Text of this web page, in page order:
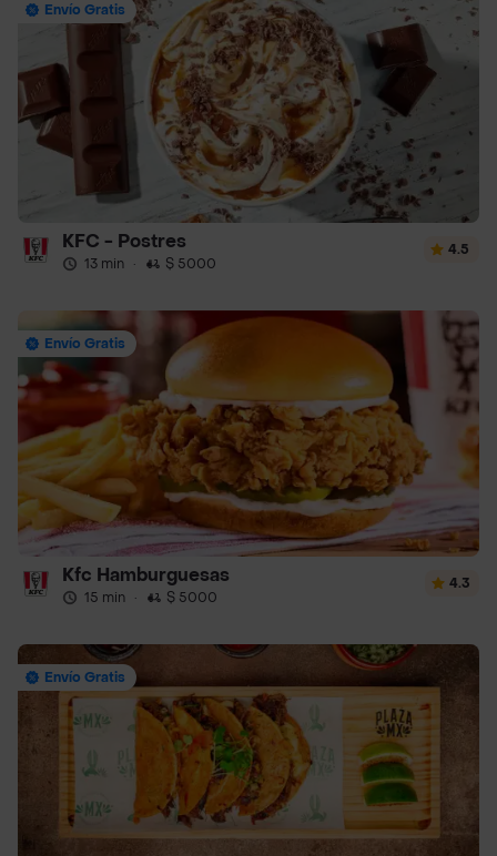
Envío Gratis
KFC - Postres
13 min · $ 5000
4.5
Envío Gratis
Kfc Hamburguesas
15 min · $ 5000
4.3
Envío Gratis